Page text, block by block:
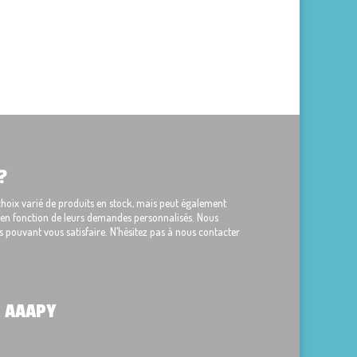
varié de produits en stock, mais peut également
fonction de leurs demandes personnalisés. Nous
vous satisfaire. N’hésitez pas à nous contacter